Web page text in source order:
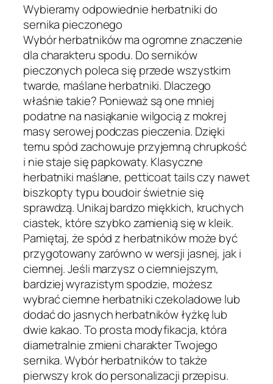
Wybieramy odpowiednie herbatniki do
sernika pieczonego
Wybór herbatników ma ogromne znaczenie
dla charakteru spodu. Do serników
pieczonych poleca się przede wszystkim
twarde, maślane herbatniki. Dlaczego
właśnie takie? Ponieważ są one mniej
podatne na nasiąkanie wilgocią z mokrej
masy serowej podczas pieczenia. Dzięki
temu spód zachowuje przyjemną chrupkość
i nie staje się papkowaty. Klasyczne
herbatniki maślane, petticoat tails czy nawet
biszkopty typu boudoir świetnie się
sprawdzą. Unikaj bardzo miękkich, kruchych
ciastek, które szybko zamienią się w kleik.
Pamiętaj, że spód z herbatników może być
przygotowany zarówno w wersji jasnej, jak i
ciemnej. Jeśli marzysz o ciemniejszym,
bardziej wyrazistym spodzie, możesz
wybrać ciemne herbatniki czekoladowe lub
dodać do jasnych herbatników łyżkę lub
dwie kakao. To prosta modyfikacja, która
diametralnie zmieni charakter Twojego
sernika. Wybór herbatników to także
pierwszy krok do personalizacji przepisu.